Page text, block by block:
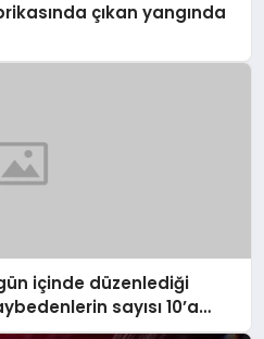
çıkan yangında
içinde düzenlediği
sayısı 10’a